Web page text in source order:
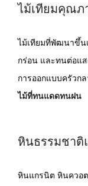
ไม้เทียมคุณภ
ไม้เทียมที่พัฒนาขึ้น
กร่อน และทนต่อแ
การออกแบบครัวก
ไม้ที่ทนแดดทนฝน
หินธรรมชาติ
หินแกรนิต หินควอ